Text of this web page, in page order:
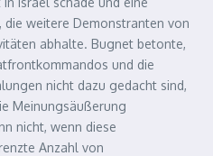
die weitere Demonstranten von
abhalte. Bugnet betonte,
und die
nicht dazu gedacht sind,
Meinungsäußerung
nicht, wenn diese
Anzahl von